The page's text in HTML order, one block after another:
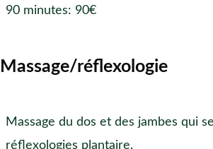
90 minutes: 90€
Massage/réflexologie
Massage du dos et des jambes qui
réflexologies plantaire.